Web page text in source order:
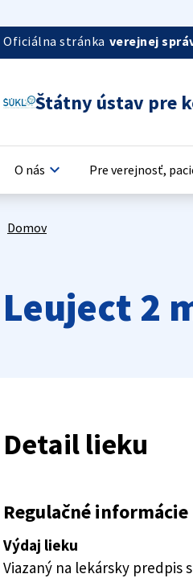
Oficiálna stránka verejnej
Štátny ústav pre
O nás keyboard_arrow_down Pre verejnosť,
Domov
Leuject 2
Detail lieku
Regulačné informácie
Výdaj lieku
Viazaný na lekársky predpis